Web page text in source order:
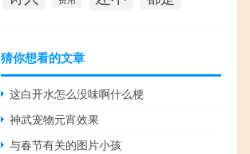
猜你想看的文章
这白开水怎么没味啊什么梗
神武宠物元宵效果
与春节有关的图片小孩